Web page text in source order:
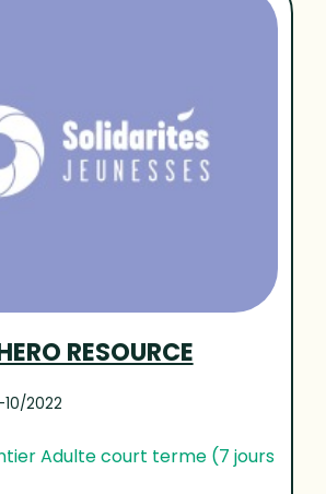
RESOURCE
2022
Adulte court terme (7 jours